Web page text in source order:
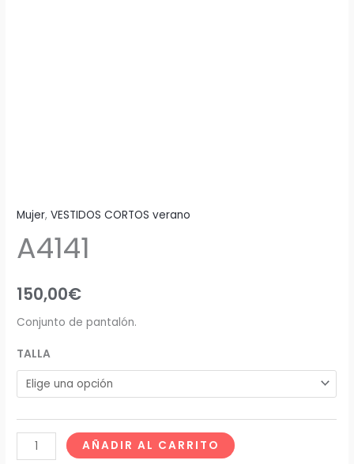
Mujer,VESTIDOS CORTOS verano
A4141
150,00€
Conjunto de pantalón.
TALLA
AÑADIR AL CARRITO